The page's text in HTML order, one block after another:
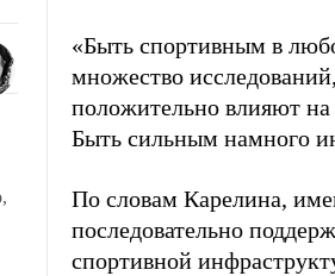
«Быть спортивным в
множество
положительно влияют на
Быть сильным намного
По словам Карелина,
последовательно
спортивной